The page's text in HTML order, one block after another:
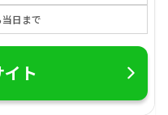
日まで
ト